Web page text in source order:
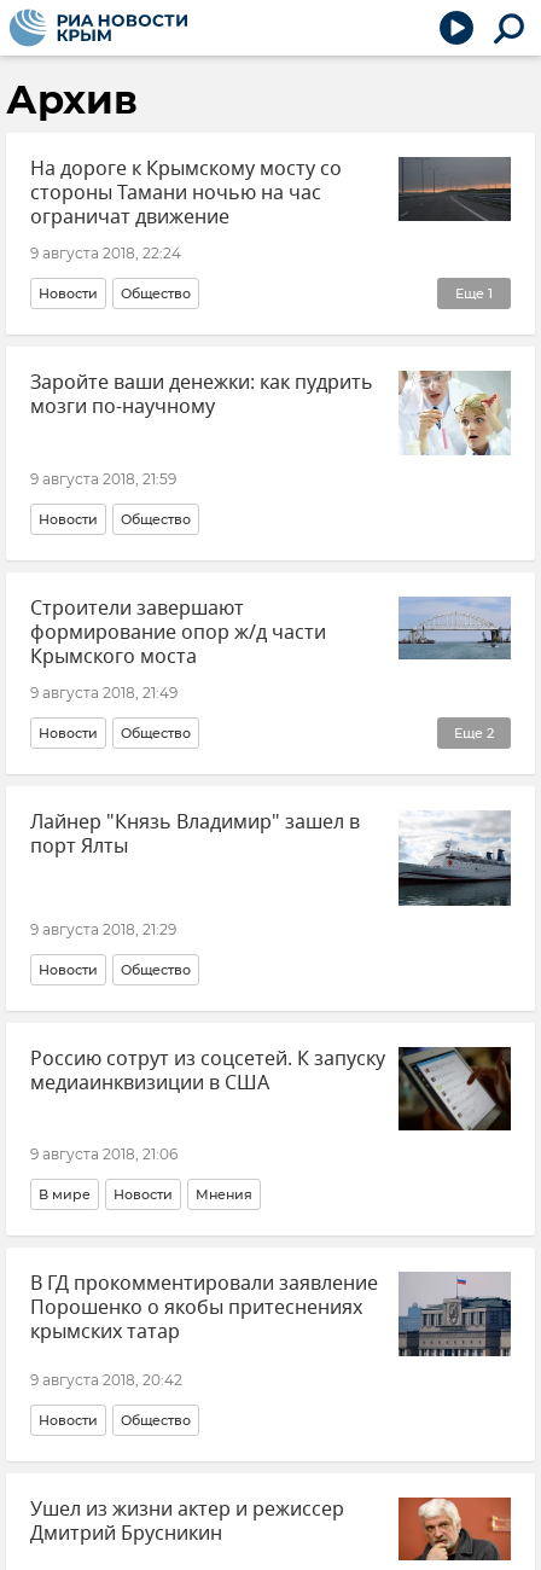
Архив
На дороге к Крымскому мосту со
стороны Тамани ночью на час
ограничат движение
9 августа 2018, 22:24
Еще 1
Новости Общество
Строительство моста через Керченский пролив
Заройте ваши денежки: как пудрить
мозги по-научному
9 августа 2018, 21:59
Новости Общество
Строители завершают
формирование опор ж/д части
Крымского моста
9 августа 2018, 21:49
Еще 2
Новости Общество
Строительство моста через Керченский пролив
Железные дороги Крыма
Лайнер "Князь Владимир" зашел в
порт Ялты
9 августа 2018, 21:29
Новости Общество
Россию сотрут из соцсетей. К запуску
медиаинквизиции в США
9 августа 2018, 21:06
В мире Новости Мнения
В ГД прокомментировали заявление
Порошенко о якобы притеснениях
крымских татар
9 августа 2018, 20:42
Новости Общество
Ушел из жизни актер и режиссер
Дмитрий Брусникин